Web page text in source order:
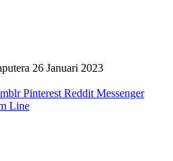
26 Januari 2023
Pinterest Reddit Messenger
Line